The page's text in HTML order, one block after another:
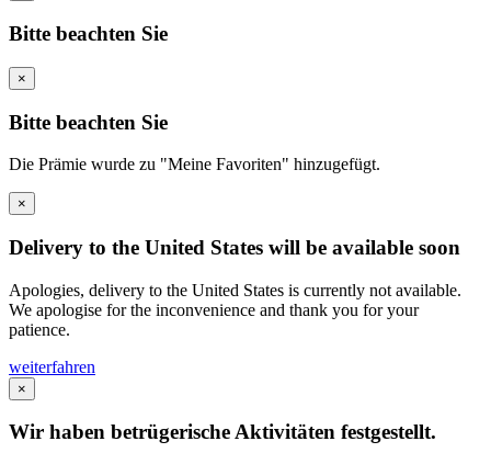
Bitte beachten Sie
×
Bitte beachten Sie
Die Prämie wurde zu "Meine Favoriten" hinzugefügt.
×
Delivery to the United States will be available soon
Apologies, delivery to the United States is currently not available.
We apologise for the inconvenience and thank you for your
patience.
weiterfahren
×
Wir haben betrügerische Aktivitäten festgestellt.